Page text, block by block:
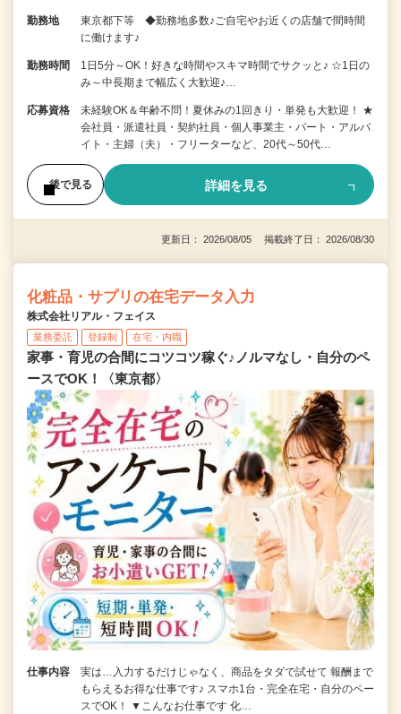
勤務地
東京都下等 ◆勤務地多数♪ご自宅やお近くの店舗で間時間
に働けます♪
勤務時間
1日5分～OK！好きな時間やスキマ時間でサクッと♪ ☆1日の
み～中長期まで幅広く大歓迎♪…
応募資格
未経験OK＆年齢不問！夏休みの1回きり・単発も大歓迎！ ★
会社員・派遣社員・契約社員・個人事業主・パート・アルバ
イト・主婦（夫）・フリーターなど、20代～50代…
後で見る 詳細を見る
更新日： 2026/08/05 掲載終了日： 2026/08/30
化粧品・サプリの在宅データ入力
株式会社リアル・フェイス
業務委託 登録制 在宅・内職
家事・育児の合間にコツコツ稼ぐ♪ノルマなし・自分のペ
ースでOK！〈東京都〉
仕事内容
実は…入力するだけじゃなく、商品をタダで試せて 報酬まで
もらえるお得な仕事です♪ スマホ1台・完全在宅・自分のペー
スでOK！ ▼こんなお仕事です 化…